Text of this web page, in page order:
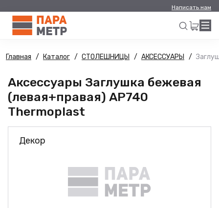
Написать нам
Искать
Главная Каталог СТОЛЕШНИЦЫ АКСЕССУАРЫ
Аксессуары Заглушка бежевая
(левая+правая) AP740
Thermoplast
Декор